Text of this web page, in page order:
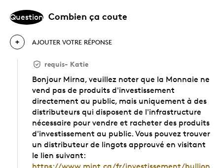
Question Combien ça coute
AJOUTER VOTRE RÉPONSE
requis- Katie
Bonjour Mirna, veuillez noter que la Monnaie ne
vend pas de produits d'investissement
directement au public, mais uniquement à des
distributeurs qui disposent de l'infrastructure
nécessaire pour vendre et racheter des produits
d'investissement au public. Vous pouvez trouver
un distributeur de lingots approuvé en visitant
le lien suivant:
https://www.mint.ca/fr/investissement/bullion